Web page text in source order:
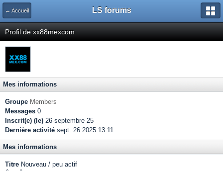
← Accueil LS forums
Profil de xx88mexcom
Mes informations
Groupe Members
Messages 0
Inscrit(e) (le) 26-septembre 25
Dernière activité sept. 26 2025 13:11
Mes informations
Titre Nouveau / peu actif